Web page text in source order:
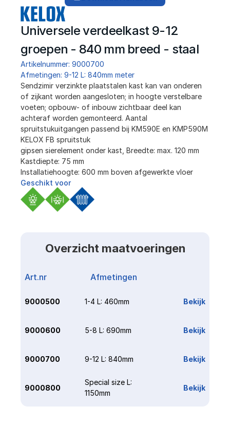
Universele verdeelkast 9-12
groepen - 840 mm breed - staal
Artikelnummer: 9000700
Afmetingen: 9-12 L: 840mm meter
﻿Sendzimir verzinkte plaatstalen kast kan van onderen
of zijkant worden aangesloten; in hoogte verstelbare
voeten; opbouw- of inbouw zichtbaar deel kan
achteraf worden gemonteerd. Aantal
spruitstukuitgangen passend bij KM590E en KMP590M
KELOX FB spruitstuk
gipsen sierelement onder kast, Breedte: max. 120 mm
Kastdiepte: 75 mm
Installatiehoogte: 600 mm boven afgewerkte vloer
Geschikt voor
Overzicht maatvoeringen
Art.nr Afmetingen
9000500 1-4 L: 460mm Bekijk
9000600 5-8 L: 690mm Bekijk
9000700 9-12 L: 840mm Bekijk
9000800
Special size L:
1150mm
Bekijk